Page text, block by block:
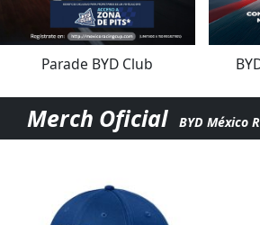
Parade BYD Club
Merch Oficial BYD México